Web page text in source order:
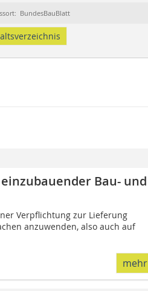
BundesBauBlatt
Bau- und
Verpflichtung zur Lieferung
anzuwenden, also auch auf
mehr